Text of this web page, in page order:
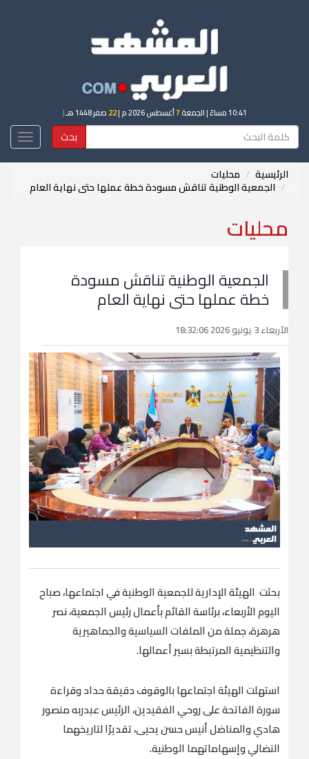
10:41 مساءً | الجمعة7أغسطس 2026 م | 22 صفر 1448 هـ |
بحث
الرئيسية محليات
الجمعية الوطنية تناقش مسودة خطة عملها حتى نهاية العام
محليات
الجمعية الوطنية تناقش مسودة
خطة عملها حتى نهاية العام
الأربعاء 3 يونيو 2026 18:32:06
بحثت الهيئة الإدارية للجمعية الوطنية في اجتماعها، صباح
اليوم الأربعاء، برئاسة القائم بأعمال رئيس الجمعية، نصر
هرهرة، جملة من الملفات السياسية والجماهيرية
والتنظيمية المرتبطة بسير أعمالها.
استهلت الهيئة اجتماعها بالوقوف دقيقة حداد وقراءة
سورة الفاتحة على روحي الفقيدين، الرئيس عبدربه منصور
هادي والمناضل أنيس حسن يحيى، تقديرًا لتاريخهما
النضالي وإسهاماتهما الوطنية.